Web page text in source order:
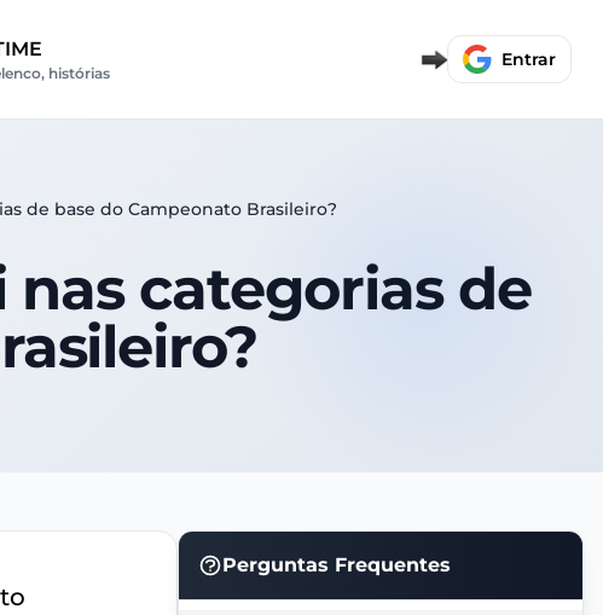
histórias
Entrar
de base do Campeonato Brasileiro?
categorias de
Perguntas Frequentes